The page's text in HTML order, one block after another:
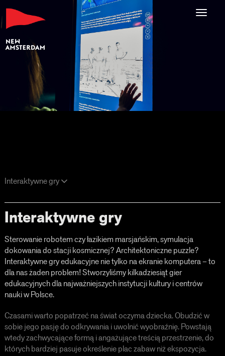
Interaktywne gry
Interaktywne gry
Sterowanie robotem czy łazikiem marsjańskim, symulacja
dokowania do stacji kosmicznej? Architektoniczne puzzle?
Interaktywne gry edukacyjne nie tylko na ekranie komputera – to
dla nas żaden problem! Stworzyliśmy kilkadziesiąt gier
edukacyjnych dla najważniejszych instytucji kultury i centrów
nauki w Polsce.
Czasami warto popatrzeć na świat oczyma dziecka. Obudzić w
sobie jego pasję do odkrywania i uwolnić wyobraźnię. Powstają
wtedy zachwycające formą i angażujące treścią przestrzenie, do
których bardziej pasuje określenie plac zabaw niż ekspozycja.